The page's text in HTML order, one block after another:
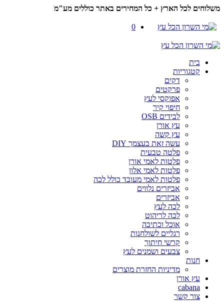
משלוחים לכל הארץ + כל המחירים באתר כוללים מע"מ
0
בית
קטגוריות
דקים
פרקטים
אפוקסי לעץ
חיפוי קיר
לבידים OSB
עץ אורן
עץ קשה
עשה זאת בעצמך DIY
פלטה טבעית
פלטות לאמי אורן
פלטות לאמי אלון
פלטות לאמי מעובד כולל לכה
אביזרים נלווים
אביזרים
לכה לעץ
לכה לריהוט
אוכל וכתיבה
רגליים לשולחנות
קרשי חיתוך
צבעים ושמנים לעץ
חנות
מדיניות החזרת מוצרים
עץ אורן
cabana
צור קשר